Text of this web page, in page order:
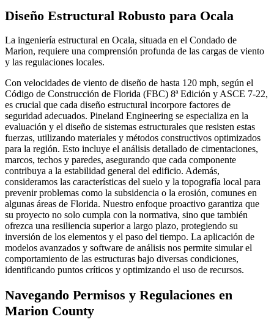
Diseño Estructural Robusto para Ocala
La ingeniería estructural en Ocala, situada en el Condado de
Marion, requiere una comprensión profunda de las cargas de viento
y las regulaciones locales.
Con velocidades de viento de diseño de hasta 120 mph, según el
Código de Construcción de Florida (FBC) 8ª Edición y ASCE 7-22,
es crucial que cada diseño estructural incorpore factores de
seguridad adecuados. Pineland Engineering se especializa en la
evaluación y el diseño de sistemas estructurales que resisten estas
fuerzas, utilizando materiales y métodos constructivos optimizados
para la región. Esto incluye el análisis detallado de cimentaciones,
marcos, techos y paredes, asegurando que cada componente
contribuya a la estabilidad general del edificio. Además,
consideramos las características del suelo y la topografía local para
prevenir problemas como la subsidencia o la erosión, comunes en
algunas áreas de Florida. Nuestro enfoque proactivo garantiza que
su proyecto no solo cumpla con la normativa, sino que también
ofrezca una resiliencia superior a largo plazo, protegiendo su
inversión de los elementos y el paso del tiempo. La aplicación de
modelos avanzados y software de análisis nos permite simular el
comportamiento de las estructuras bajo diversas condiciones,
identificando puntos críticos y optimizando el uso de recursos.
Navegando Permisos y Regulaciones en
Marion County